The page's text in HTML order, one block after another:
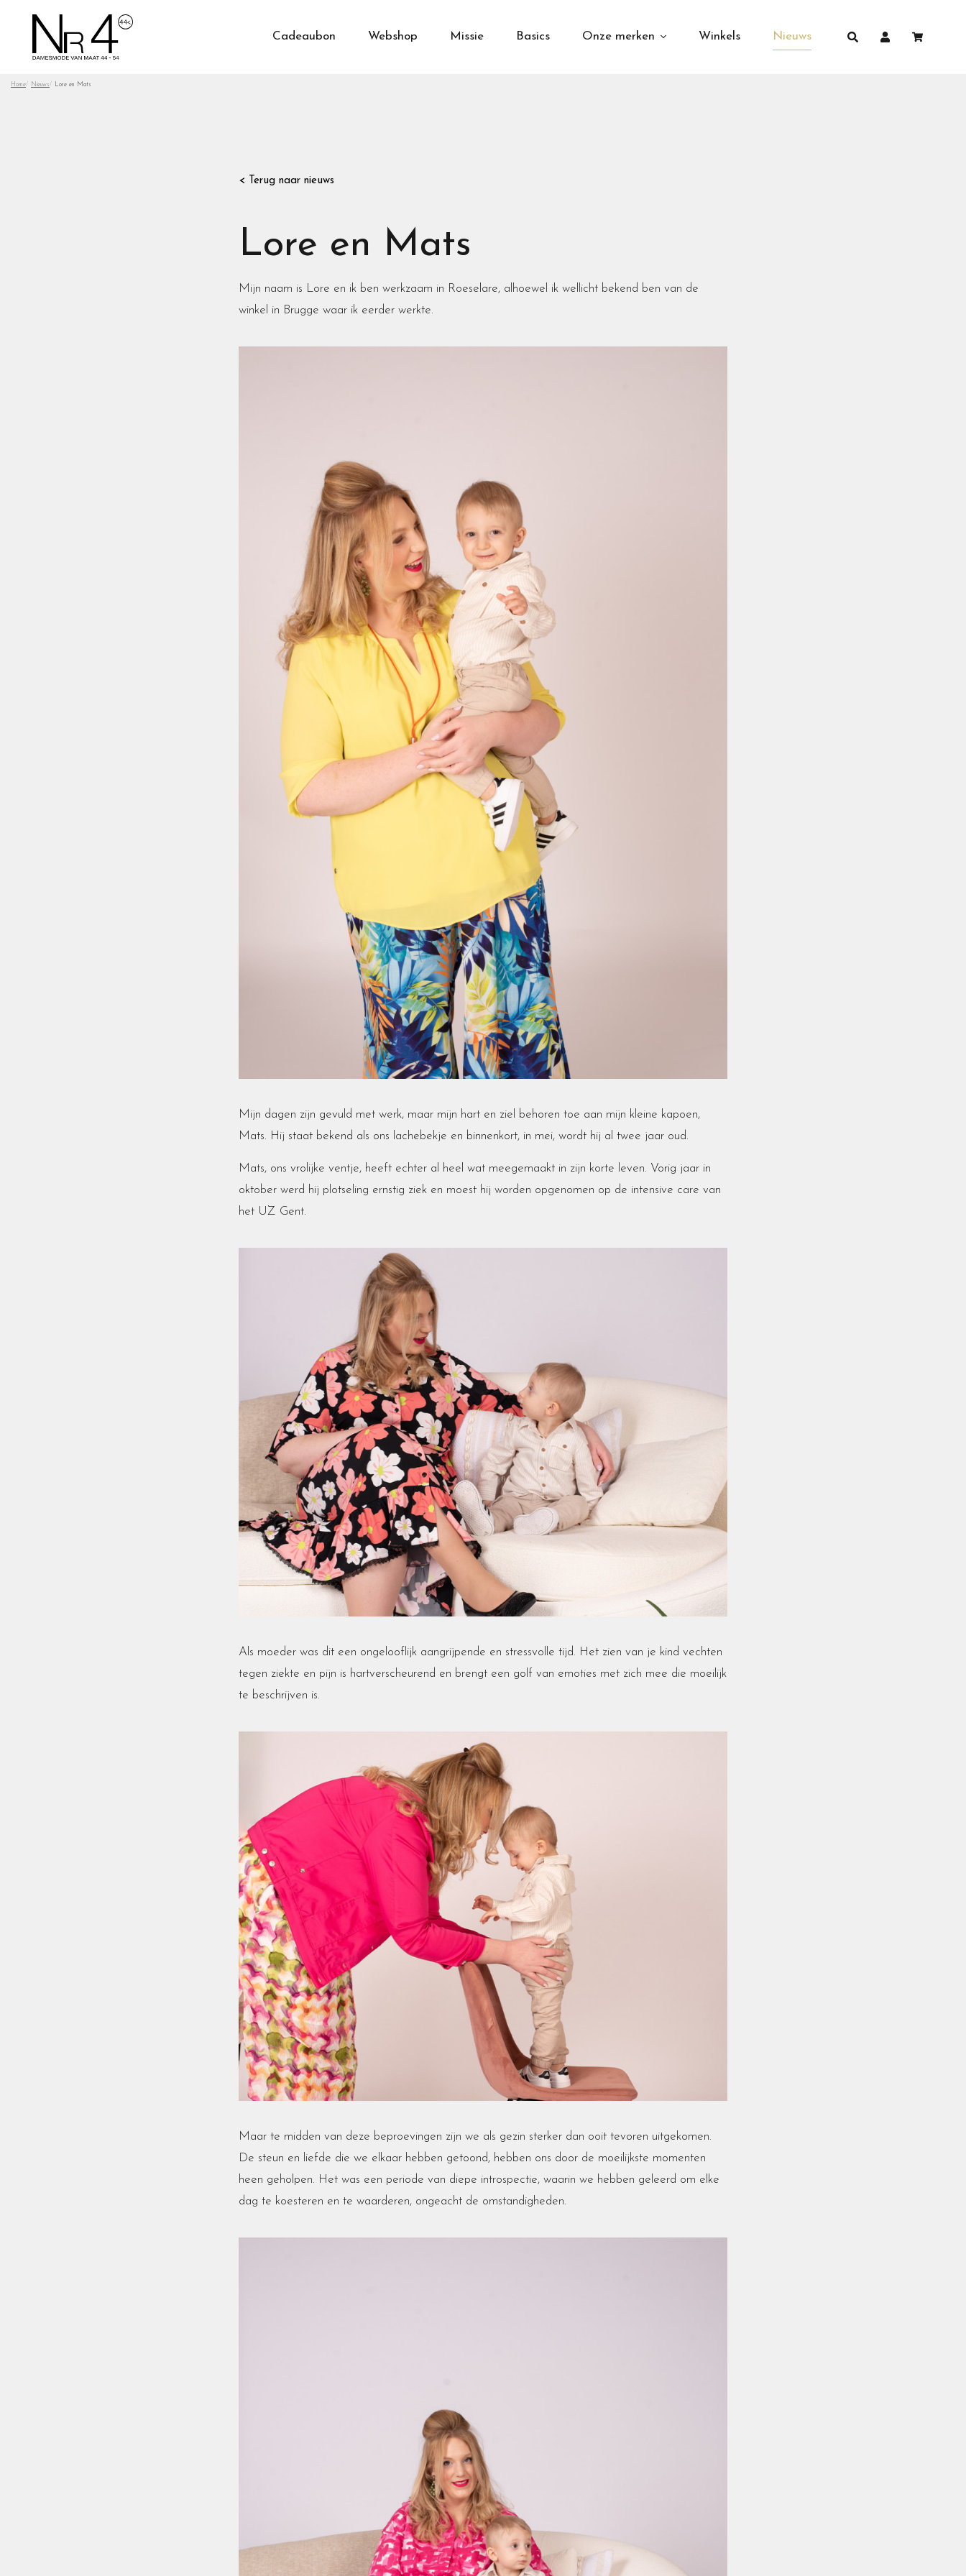
Cadeaubon Webshop Missie Basics Onze merken Winkels Nieuws
Home Nieuws Lore en Mats
< Terug naar nieuws
Lore en Mats
Mijn naam is Lore en ik ben werkzaam in Roeselare, alhoewel ik wellicht bekend ben van de
winkel in Brugge waar ik eerder werkte.
Mijn dagen zijn gevuld met werk, maar mijn hart en ziel behoren toe aan mijn kleine kapoen,
Mats. Hij staat bekend als ons lachebekje en binnenkort, in mei, wordt hij al twee jaar oud.
Mats, ons vrolijke ventje, heeft echter al heel wat meegemaakt in zijn korte leven. Vorig jaar in
oktober werd hij plotseling ernstig ziek en moest hij worden opgenomen op de intensive care van
het UZ Gent.
Als moeder was dit een ongelooflijk aangrijpende en stressvolle tijd. Het zien van je kind vechten
tegen ziekte en pijn is hartverscheurend en brengt een golf van emoties met zich mee die moeilijk
te beschrijven is.
Maar te midden van deze beproevingen zijn we als gezin sterker dan ooit tevoren uitgekomen.
De steun en liefde die we elkaar hebben getoond, hebben ons door de moeilijkste momenten
heen geholpen. Het was een periode van diepe introspectie, waarin we hebben geleerd om elke
dag te koesteren en te waarderen, ongeacht de omstandigheden.